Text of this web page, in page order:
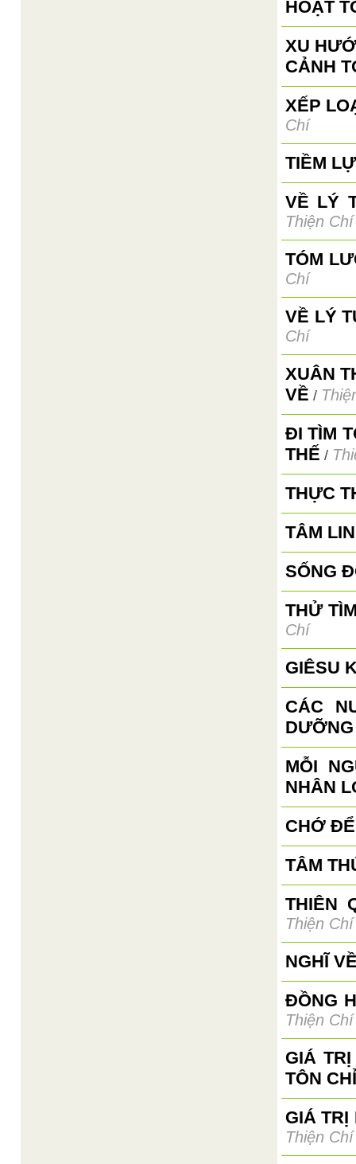
HOẠT
XU
CẢNH
XẾP
Chí
TIỀM
VỀ LÝ
Thiện Chí
TÓM
Chí
VỀ LÝ
Chí
XUÂN
VỀ /
ĐI TÌM
THẾ /
THỰC
TÂM
SỐNG
THỬ
Chí
GIÊSU
CÁC
MỖI
NHÂN
CHỚ
TÂM
THIÊN
Thiện Chí
NGHĨ
ĐỒNG
Thiện Chí
GIÁ
TÔN
GIÁ TRỊ
Thiện Chí